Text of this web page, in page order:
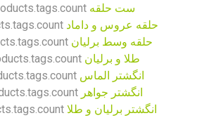
ست حلقه
حلقه عروس و داماد
حلقه وسط برلیان
طلا و برلیان
انگشتر الماس
انگشتر جواهر
انگشتر برلیان و طلا